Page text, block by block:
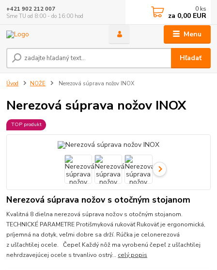
Menu
Hľadať
+421 902 212 007
Sme TU od 8:00 - do 16:00 hod
0 ks
za 0,00 EUR
Úvod NOŽE Nerezová súprava nožov INOX
Nerezová súprava nožov INOX
TOP produkt
Nerezová súprava nožov s otočným stojanom
Kvalitná 8 dielna nerezová súprava nožov s otočným stojanom.
TECHNICKÉ PARAMETRE Protišmyková rukoväť Rukoväť je ergonomická,
príjemná na dotyk, veľmi dobre sa drží. Rúčka je celonerezová
z ušľachtilej ocele. Čepeľ Každý nôž ma vyrobenú čepeľ z ušľachtilej
nehrdzavejúcej ocele s trvanlivo ostrý... celý popis